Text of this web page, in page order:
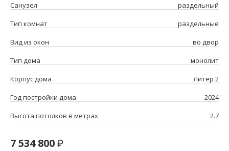
Санузел
раздельный
Тип комнат
раздельные
Вид из окон
во двор
Тип дома
монолит
Корпус дома
Литер 2
Год постройки дома
2024
Высота потолков в метрах
2.7
7 534 800